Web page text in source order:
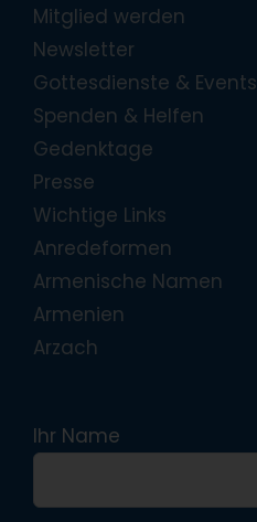
Mitglied werden
Newsletter
Gottesdienste & Events
Spenden & Helfen
Gedenktage
Presse
Wichtige Links
Anredeformen
Armenische Namen
Armenien
Arzach
Ihr Name